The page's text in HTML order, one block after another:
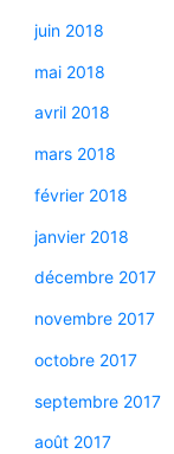
juin 2018
mai 2018
avril 2018
mars 2018
février 2018
janvier 2018
décembre 2017
novembre 2017
octobre 2017
septembre 2017
août 2017